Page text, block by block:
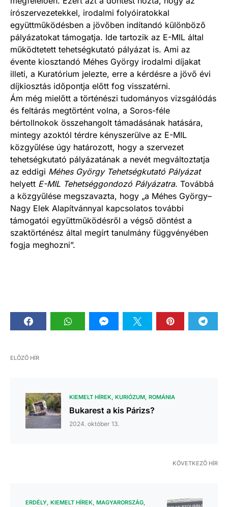
írószervezetekkel, irodalmi folyóiratokkal
együttműködésben a jövőben indítandó különböző
pályázatokat támogatja. Ide tartozik az E-MIL által
működtetett tehetségkutató pályázat is. Ami az
évente kiosztandó Méhes György irodalmi díjakat
illeti, a Kuratórium jelezte, erre a kérdésre a jövő évi
díjkiosztás időpontja előtt fog visszatérni.
Ám még mielőtt a történészi tudományos vizsgálódás
és feltárás megtörtént volna, a Soros-féle
bértollnokok összehangolt támadásának hatására,
mintegy azoktól térdre kényszerülve az E-MIL
közgyűlése úgy határozott, hogy a szervezet
tehetségkutató pályázatának a nevét megváltoztatja
az eddigi Méhes György Tehetségkutató Pályázat
helyett E-MIL Tehetséggondozó Pályázatra. Továbbá
a közgyűlése megszavazta, hogy „a Méhes György–
Nagy Elek Alapítvánnyal kapcsolatos további
támogatói együttműködésről a végső döntést a
szaktörténész által megírt tanulmány függvényében
fogja meghozni”.
ELŐZŐ HÍR
KIEMELT HÍREK KURIÓZUM ROMÁNIA
Bukarest a kis Párizs?
2024. október 13.
KÖVETKEZŐ HÍR
ERDÉLY KIEMELT HÍREK MAGYARORSZÁG